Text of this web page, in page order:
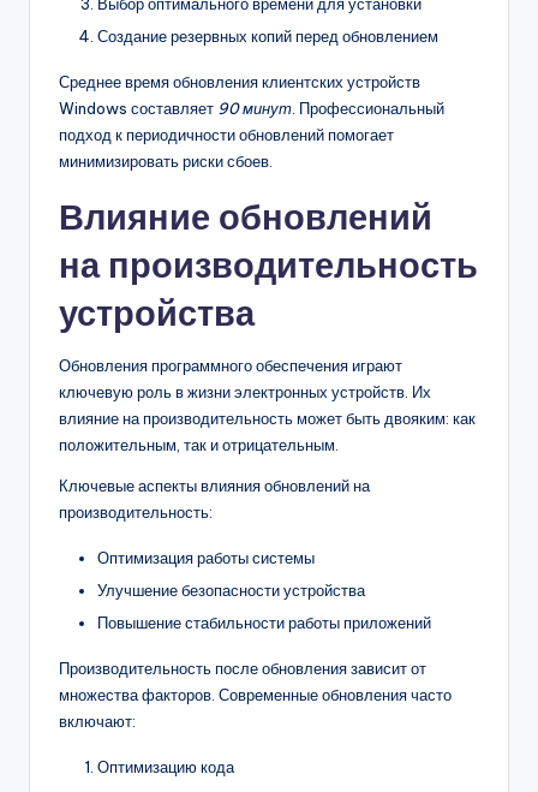
Создание резервных копий перед обновлением
Среднее время обновления клиентских устройств
Windows составляет 90 минут . Профессиональный
подход к периодичности обновлений помогает
минимизировать риски сбоев.
Влияние обновлений
на производительность
устройства
Обновления программного обеспечения играют
ключевую роль в жизни электронных устройств. Их
влияние на производительность может быть двояким: как
положительным, так и отрицательным.
Ключевые аспекты влияния обновлений на
производительность:
Оптимизация работы системы
Улучшение безопасности устройства
Повышение стабильности работы приложений
Производительность после обновления зависит от
множества факторов. Современные обновления часто
включают:
Оптимизацию кода